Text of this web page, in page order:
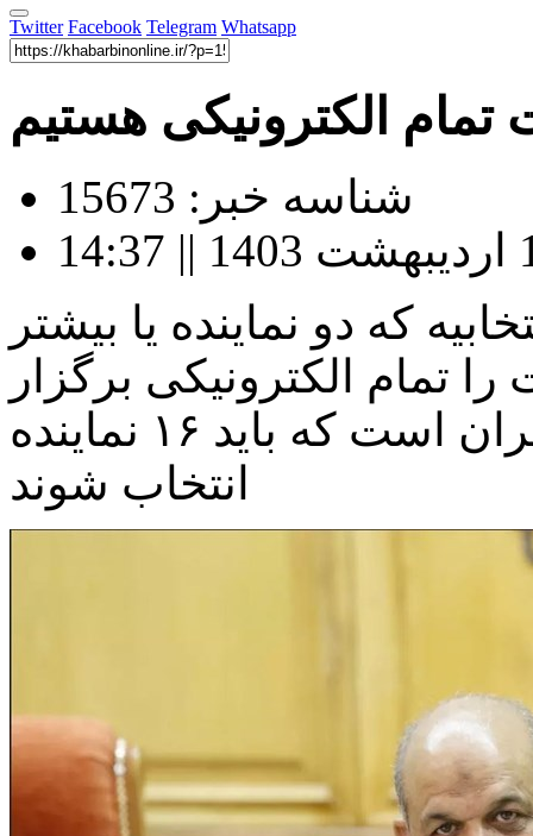
Twitter Facebook Telegram Whatsapp
تمام الکترونیکی هستیم
شناسه خبر: 15673
در ۸ حوزه انتخابیه که دو نماینده یا بیشتر
را تمام الکترونیکی برگزار
می‌کنیم که بزرگ‌ترین حوزه در تهران است که باید ۱۶ نماینده
انتخاب شوند